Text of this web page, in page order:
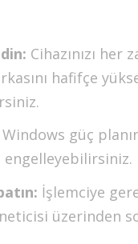
Cihazınızı
hafifçe
Windows güç
engelleyebilirsiniz.
İşlemciye
üzerinden